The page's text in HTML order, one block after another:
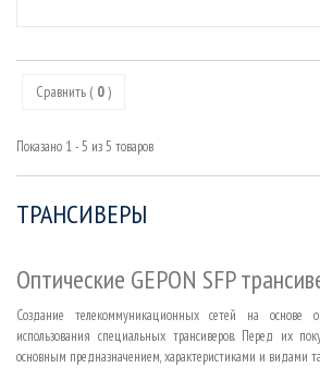
Сравнить ( 0)
Показано 1 - 5 из 5 товаров
ТРАНСИВЕРЫ
Оптические GEPON SFP
Создание телекоммуникационных сетей на основе
использования специальных трансиверов. Перед их
основным предназначением, характеристиками и видами